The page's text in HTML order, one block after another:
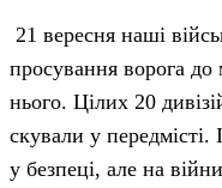
21 вересня наші
просування ворога до
нього. Цілих 20
скували у передмісті.
у безпеці, але на